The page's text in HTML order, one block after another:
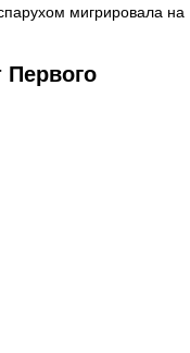
мигрировала на
Первого